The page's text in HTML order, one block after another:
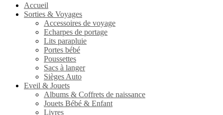
Accueil
Sorties & Voyages
Accessoires de voyage
Echarpes de portage
Lits parapluie
Portes bébé
Poussettes
Sacs à langer
Sièges Auto
Eveil & Jouets
Albums & Coffrets de naissance
Jouets Bébé & Enfant
Livres